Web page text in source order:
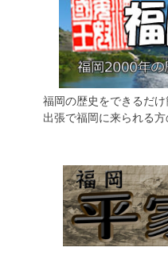
福岡の歴史をできるだ
出張で福岡に来られる方